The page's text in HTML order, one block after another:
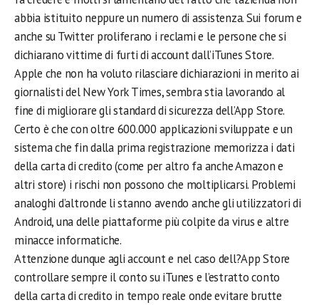
abbia istituito neppure un numero di assistenza. Sui forum e
anche su Twitter proliferano i reclami e le persone che si
dichiarano vittime di furti di account dall’iTunes Store.
Apple che non ha voluto rilasciare dichiarazioni in merito ai
giornalisti del New York Times, sembra stia lavorando al
fine di migliorare gli standard di sicurezza dell’App Store.
Certo è che con oltre 600.000 applicazioni sviluppate e un
sistema che fin dalla prima registrazione memorizza i dati
della carta di credito (come per altro fa anche Amazon e
altri store) i rischi non possono che moltiplicarsi. Problemi
analoghi d’altronde li stanno avendo anche gli utilizzatori di
Android, una delle piattaforme più colpite da virus e altre
minacce informatiche.
Attenzione dunque agli account e nel caso dell?App Store
controllare sempre il conto su iTunes e l’estratto conto
della carta di credito in tempo reale onde evitare brutte